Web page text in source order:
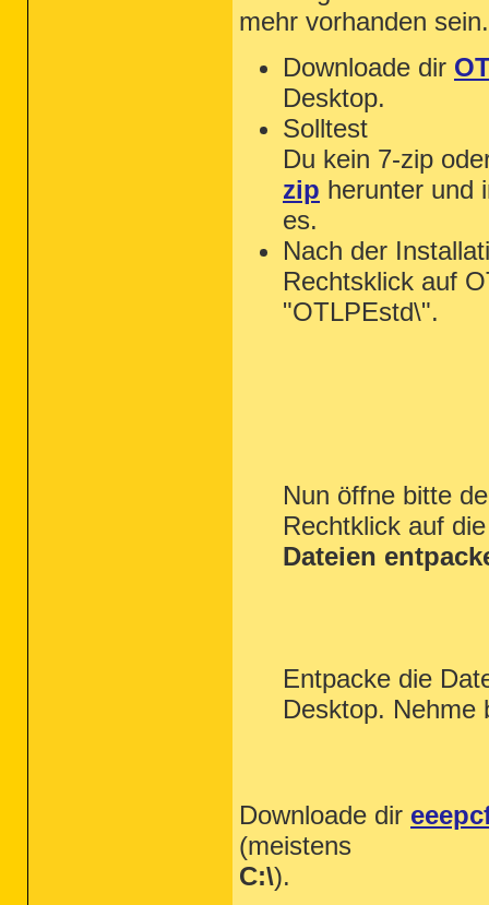
mehr vorhanden sein.
Downloade dir
Desktop.
Solltest
Du kein 7-zip
zip herunter und
es.
Nach der
Rechtsklick auf
"OTLPEstd\".
Nun öffne bitte
Rechtklick auf
Dateien
Entpacke die
Desktop. Nehme
Downloade dir
(meistens
C:\).